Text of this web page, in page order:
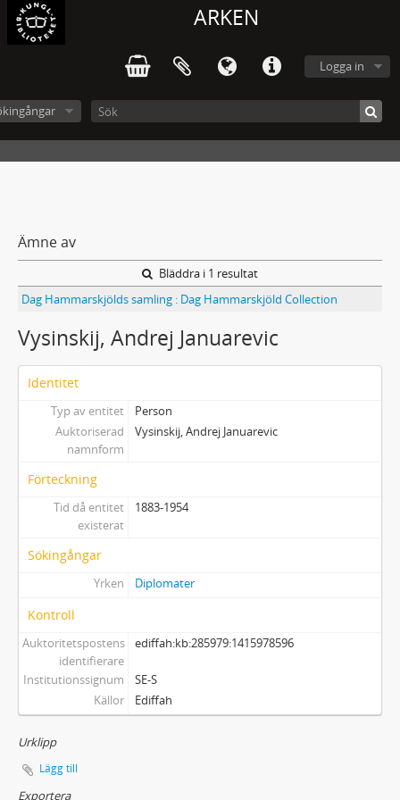
ARKEN
Logga in
Ämne av
Bläddra i 1 resultat
Dag Hammarskjölds samling : Dag Hammarskjöld Collection
Vysinskij, Andrej Januarevic
Identitet
Typ av entitet
Person
Auktoriserad
namnform
Vysinskij, Andrej Januarevic
Förteckning
Tid då entitet
existerat
1883-1954
Sökingångar
Yrken Diplomater
Kontroll
Auktoritetspostens
identifierare
ediffah:kb:285979:1415978596
Institutionssignum
SE-S
Källor
Ediffah
Urklipp
Lägg till
Exportera